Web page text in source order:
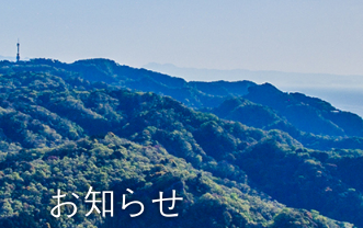
お知らせ